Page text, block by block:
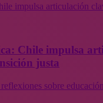
impulsa articulación
Chile impulsa
justa
sobre